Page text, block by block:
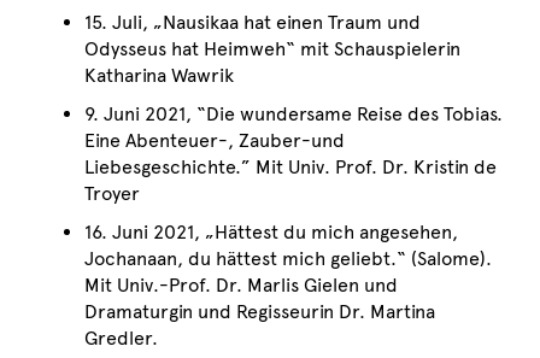
15. Juli, „Nausikaa hat einen Traum und
Odysseus hat Heimweh“ mit Schauspielerin
Katharina Wawrik
9. Juni 2021, “Die wundersame Reise des Tobias.
Eine Abenteuer-, Zauber-und
Liebesgeschichte.” Mit Univ. Prof. Dr. Kristin de
Troyer
16. Juni 2021, „Hättest du mich angesehen,
Jochanaan, du hättest mich geliebt.“ (Salome).
Mit Univ.-Prof. Dr. Marlis Gielen und
Dramaturgin und Regisseurin Dr. Martina
Gredler.